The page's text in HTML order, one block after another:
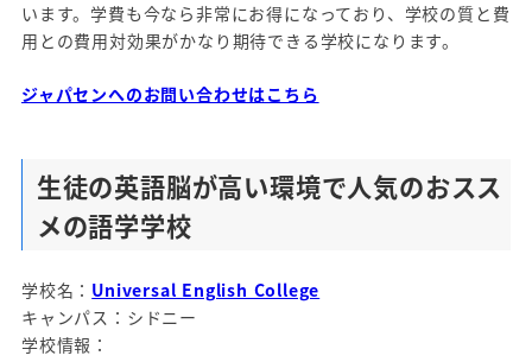
います。学費も今なら非常にお得になっており、学校の質と費
用との費用対効果がかなり期待できる学校になります。
ジャパセンへのお問い合わせはこちら
生徒の英語脳が高い環境で人気のおスス
メの語学学校
学校名： Universal English College
キャンパス：シドニー
学校情報：